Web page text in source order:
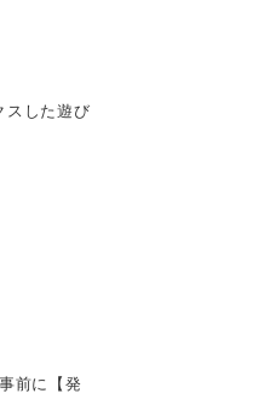
スした遊び
前に【発